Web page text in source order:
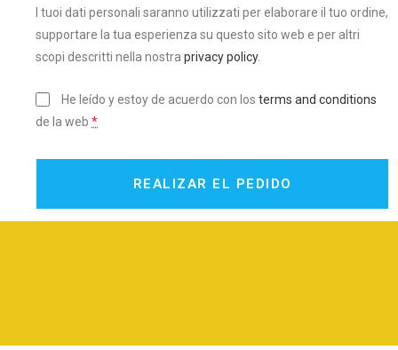
I tuoi dati personali saranno utilizzati per elaborare il tuo ordine,
supportare la tua esperienza su questo sito web e per altri
scopi descritti nella nostra privacy policy.
He leído y estoy de acuerdo con los terms and conditions
de la web *
REALIZAR EL PEDIDO